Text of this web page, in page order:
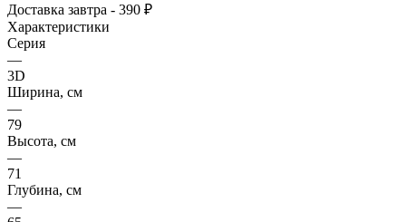
Доставка завтра - 390 ₽
Характеристики
Серия
—
3D
Ширина, см
—
79
Высота, см
—
71
Глубина, см
—